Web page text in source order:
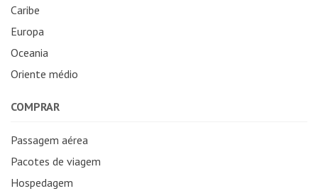
Caribe
Europa
Oceania
Oriente médio
COMPRAR
Passagem aérea
Pacotes de viagem
Hospedagem